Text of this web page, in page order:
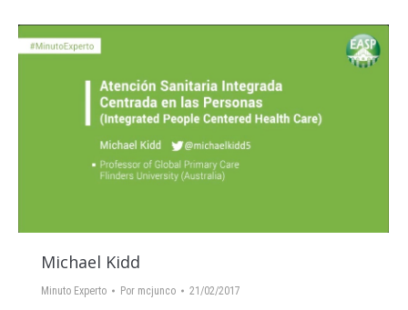
Michael Kidd
Minuto Experto Por mcjunco 21/02/2017